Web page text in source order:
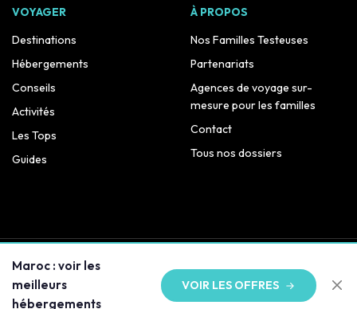
VOYAGER
Destinations
Hébergements
Conseils
Activités
Les Tops
Guides
À PROPOS
Nos Familles Testeuses
Partenariats
Agences de voyage sur-
mesure pour les familles
Contact
Tous nos dossiers
© 2014–2026 Voyage Family · Tous droits réservés
Politique de confidentialité
Maroc : voir les
meilleurs
hébergements
VOIR LES OFFRES